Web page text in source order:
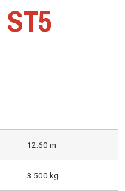
12.60 m
3 500 kg